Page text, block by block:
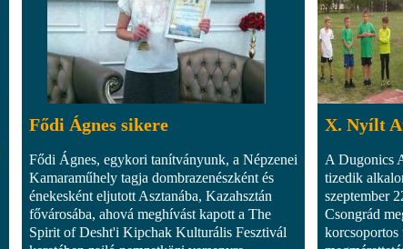
Fődi Ágnes sikere
Fődi Ágnes, egykori tanítványunk, a Népzenei
Kamaraműhely tagja dombrazenészként és
énekesként eljutott Asztanába, Kazahsztán
fővárosába, ahová meghívást kapott a The
Spirit of Desht'i Kipchak Kulturális Fesztivál
X. Nyílt
A Dugonics
tizedik
szeptember
Csongrád
korcsoportos